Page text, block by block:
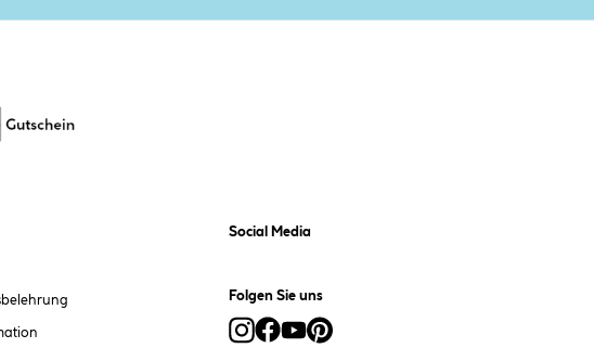
Social Media
Folgen Sie uns